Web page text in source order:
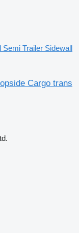
Semi Trailer Sidewall
Cargo trans